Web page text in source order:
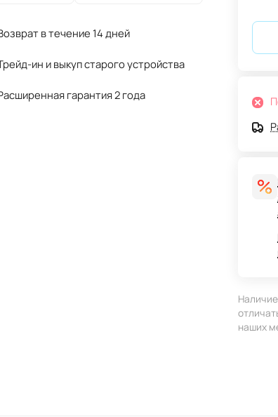
в течение 14 дней
ин и выкуп старого устройства
гарантия 2 года
наших